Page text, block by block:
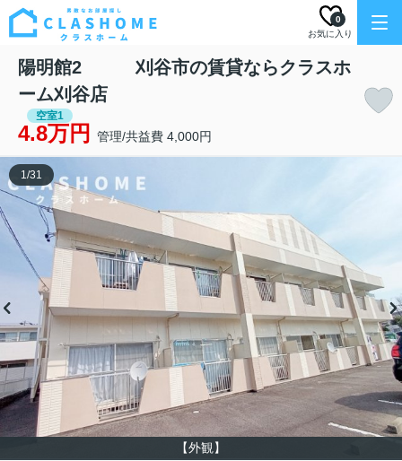
お気に入り
0
陽明館2 刈谷市の賃貸ならクラスホ
ーム刈谷店
空室1
4.8万円 管理/共益費 4,000円
【外観】
1/31